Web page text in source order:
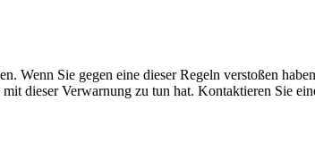
Wenn Sie gegen eine dieser Regeln verstoßen
dieser Verwarnung zu tun hat. Kontaktieren Sie